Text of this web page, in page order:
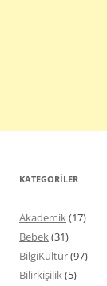
KATEGORILER
Akademik(17)
Bebek(31)
BilgiKültür(97)
Bilirkişilik(5)